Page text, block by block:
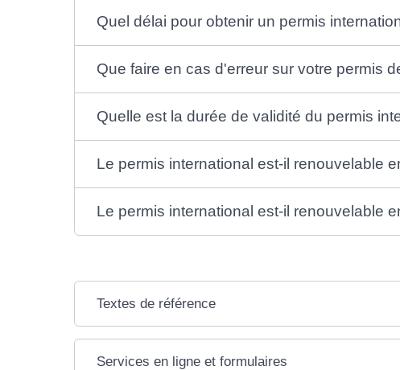
Quel délai pour obtenir un permis
Que faire en cas d'erreur sur votre permis
Quelle est la durée de validité du permis
Le permis international est-il renouvelable
Le permis international est-il renouvelable
Textes de référence
Services en ligne et formulaires